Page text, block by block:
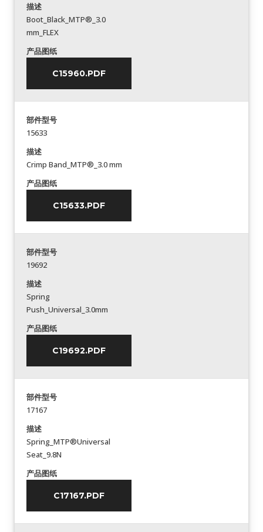
描述
Boot_Black_MTP®_3.0
mm_FLEX
产品图纸
C15960.PDF
部件型号
15633
描述
Crimp Band_MTP®_3.0 mm
产品图纸
C15633.PDF
部件型号
19692
描述
Spring
Push_Universal_3.0mm
产品图纸
C19692.PDF
部件型号
17167
描述
Spring_MTP®Universal
Seat_9.8N
产品图纸
C17167.PDF